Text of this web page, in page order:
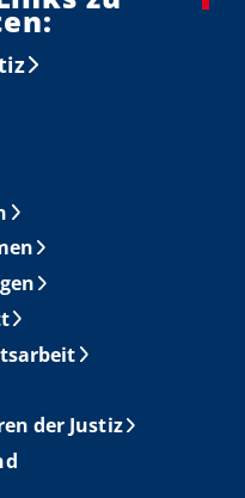
der Justiz